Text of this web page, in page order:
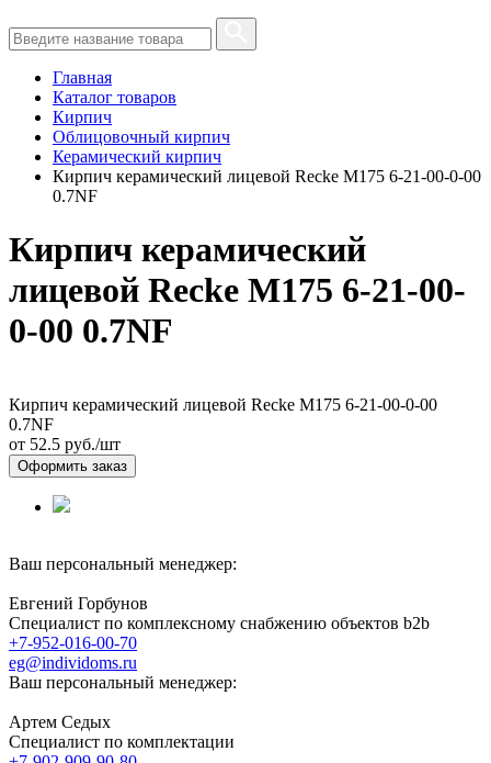
Главная
Каталог товаров
Кирпич
Облицовочный кирпич
Керамический кирпич
Кирпич керамический лицевой Recke М175 6-21-00-0-00
0.7NF
Кирпич керамический
лицевой Recke М175 6-21-00-
0-00 0.7NF
Кирпич керамический лицевой Recke М175 6-21-00-0-00
0.7NF
от 52.5 руб./шт
Оформить заказ
Ваш персональный менеджер:
Евгений Горбунов
Специалист по комплексному снабжению объектов b2b
+7-952-016-00-70
eg@individoms.ru
Ваш персональный менеджер:
Артем Седых
Специалист по комплектации